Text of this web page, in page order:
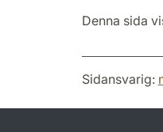
Denna sida
Sidansvarig: